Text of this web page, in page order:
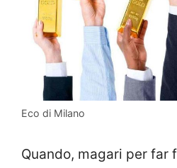
Eco di Milano
Quando, magari per far